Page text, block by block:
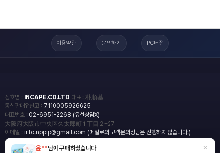
이용약관 문의하기 PC버전
상호명 : INCAPE.CO.LTD 대표 : 朴順基
통신판매업신고 : 7110005926625
대표번호 : 02-6951-2268 (유선상담X)
大阪府大阪市中央区久太郎町１丁目２−27
이메일 : info.nppip@gmail.com (메일로의 고객문의상담은 진행하지 않습니다.)
copyright
일본직구쇼핑몰 엔핍
윤**님이 구매하셨습니다 ×